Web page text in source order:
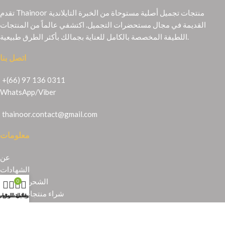
تقدم Thainoor منتجات تجميل أصلية مستوحاة من الخبرة التايلاندية
القديمة في مجال مستحضرات التجميل. اكتشفي عالماً من المنتجات
اتصل بنا
+(66) 97 136 0311
WhatsApp/Viber
thainoor.contact@gmail.com
معلومات
عن
الشهادات
الشحن والإرجاع
شراء منتجات تايلندية
قائمة
0
عربة التسوق
حسابي